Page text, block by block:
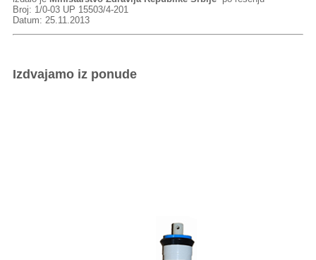
Broj: 1/0-03 UP 15503/4-201
Datum: 25.11.2013
Izdvajamo iz ponude